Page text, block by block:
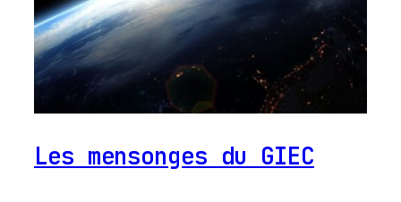
Les mensonges du GIEC